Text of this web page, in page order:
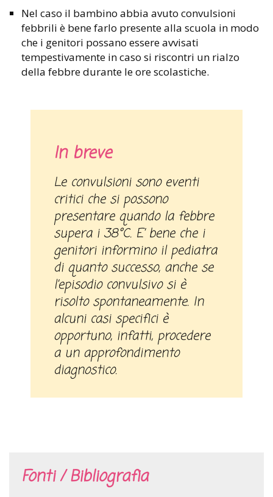
Nel caso il bambino abbia avuto convulsioni
febbrili è bene farlo presente alla scuola in modo
che i genitori possano essere avvisati
tempestivamente in caso si riscontri un rialzo
della febbre durante le ore scolastiche.
In breve
Le convulsioni sono eventi
critici che si possono
presentare quando la febbre
supera i 38°C. E’ bene che i
genitori informino il pediatra
di quanto successo, anche se
l’episodio convulsivo si è
risolto spontaneamente. In
alcuni casi specifici è
opportuno, infatti, procedere
a un approfondimento
diagnostico.
Fonti / Bibliografia